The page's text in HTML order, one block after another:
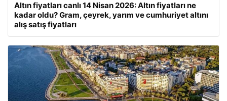
Altın fiyatları canlı 14 Nisan 2026: Altın fiyatları ne
kadar oldu? Gram, çeyrek, yarım ve cumhuriyet altını
alış satış fiyatları